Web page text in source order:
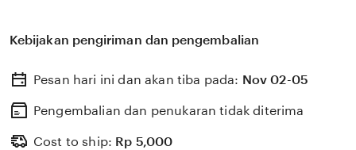
Kebijakan pengiriman dan pengembalian
Pesan hari ini dan akan tiba pada: Nov 02-05
Pengembalian dan penukaran tidak diterima
Cost to ship: Rp 5,000